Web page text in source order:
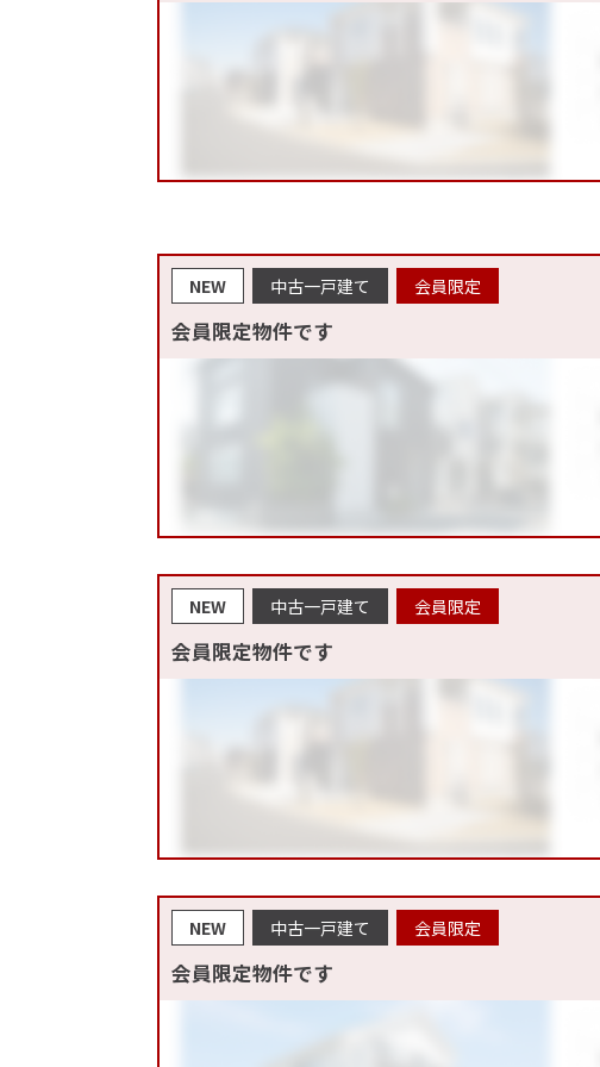
NEW 中古一戸建て 会員限定
会員限定物件です
NEW 中古一戸建て 会員限定
会員限定物件です
NEW 中古一戸建て 会員限定
会員限定物件です